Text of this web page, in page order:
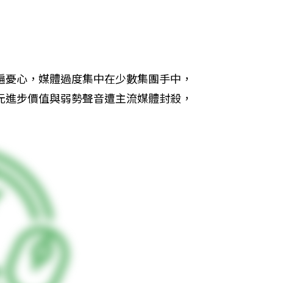
心，媒體過度集中在少數集團手中，
步價值與弱勢聲音遭主流媒體封殺，